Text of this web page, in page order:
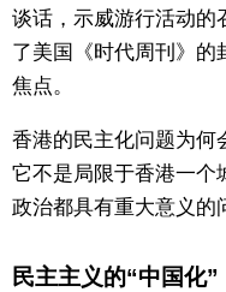
谈话，示威游行活动的
了美国《时代周刊》的
焦点。
香港的民主化问题为何
它不是局限于香港一个
政治都具有重大意义的
民主主义的“中国化